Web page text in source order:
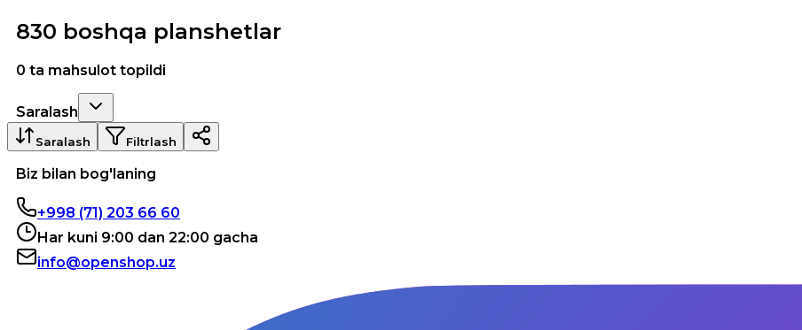
830 boshqa planshetlar
0 ta mahsulot topildi
Saralash
Saralash Filtrlash
Biz bilan bog'laning
+998 (71) 203 66 60
Har kuni 9:00 dan 22:00 gacha
info@openshop.uz